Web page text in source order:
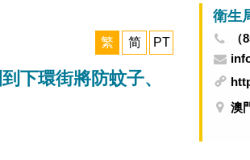
繁 简 PT
下環街將防蚊子、
衛生
澳